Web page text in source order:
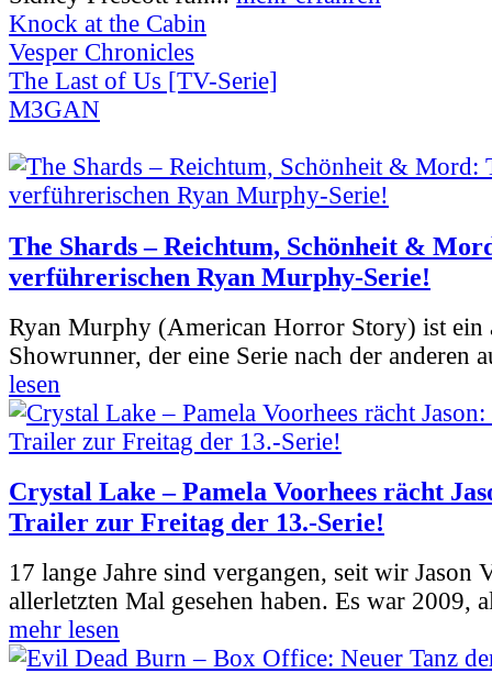
Knock at the Cabin
Vesper Chronicles
The Last of Us [TV-Serie]
M3GAN
The Shards – Reichtum, Schönheit &
verführerischen Ryan Murphy-Serie!
Ryan Murphy (American Horror Story) ist ein
Showrunner, der eine Serie nach der anderen
lesen
Crystal Lake – Pamela Voorhees rächt
Trailer zur Freitag der 13.-Serie!
17 lange Jahre sind vergangen, seit wir Jason
allerletzten Mal gesehen haben. Es war 2009,
mehr lesen